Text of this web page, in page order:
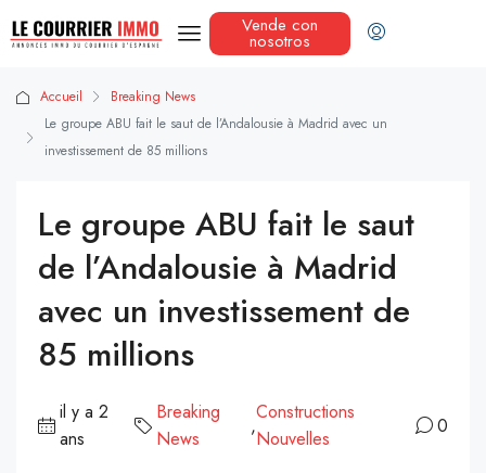
Vende con
nosotros
Accueil
Breaking News
Le groupe ABU fait le saut de l’Andalousie à Madrid avec un
investissement de 85 millions
Le groupe ABU fait le saut
de l’Andalousie à Madrid
avec un investissement de
85 millions
il y a 2
ans
Breaking
News
,
Constructions
Nouvelles
0